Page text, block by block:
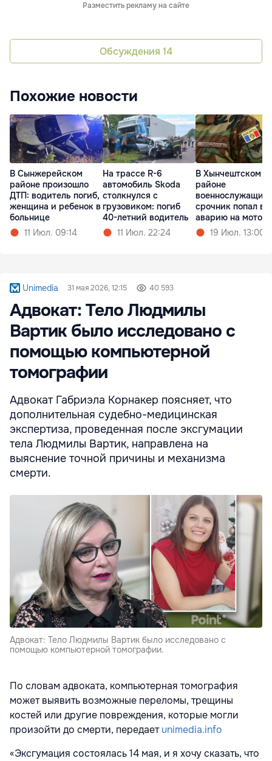
Разместить рекламу на сайте
Обсуждения 14
Похожие новости
В Сынжерейском
районе произошло
ДТП: водитель погиб,
женщина и ребенок в
больнице
11 Июл. 09:14
На трассе R-6
автомобиль Skoda
столкнулся с
грузовиком: погиб
40-летний водитель
11 Июл. 22:24
В Хынчештском
районе
военнослужащий-
срочник попал в
аварию на
19 Июл. 13:00
Unimedia 31 мая 2026, 12:15 40 593
Адвокат: Тело Людмилы
Вартик было исследовано с
помощью компьютерной
томографии
Адвокат Габриэла Корнакер поясняет, что
дополнительная судебно-медицинская
экспертиза, проведенная после эксгумации
тела Людмилы Вартик, направлена ​​на
выяснение точной причины и механизма
смерти.
Адвокат: Тело Людмилы Вартик было исследовано с
помощью компьютерной томографии.
По словам адвоката, компьютерная томография
может выявить возможные переломы, трещины
костей или другие повреждения, которые могли
произойти до смерти, передаетunimedia.info
«Эксгумация состоялась 14 мая, и я хочу сказать, что